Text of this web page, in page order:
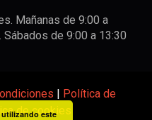
Mañanas de 9:00 a
de 9:00 a 13:30
| Política de
de cookies
este